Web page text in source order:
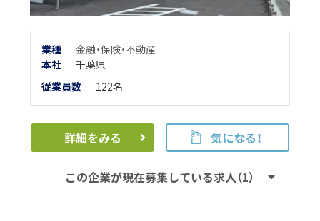
業種
金融・保険・不動産
本社
千葉県
従業員数
122名
詳細をみる 気になる！
この企業が現在募集している求人（1）